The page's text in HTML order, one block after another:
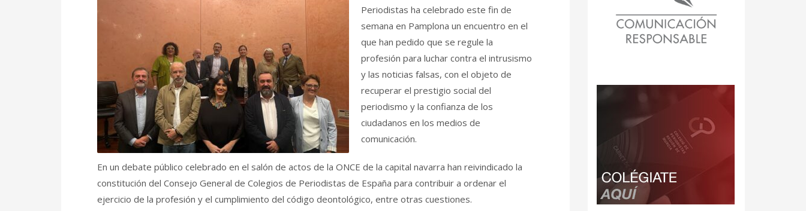
Periodistas ha celebrado este fin de
semana en Pamplona un encuentro en el
que han pedido que se regule la
profesión para luchar contra el intrusismo
y las noticias falsas, con el objeto de
recuperar el prestigio social del
periodismo y la confianza de los
ciudadanos en los medios de
comunicación.
En un debate público celebrado en el salón de actos de la ONCE de la capital navarra han reivindicado la
constitución del Consejo General de Colegios de Periodistas de España para contribuir a ordenar el
ejercicio de la profesión y el cumplimiento del código deontológico, entre otras cuestiones.